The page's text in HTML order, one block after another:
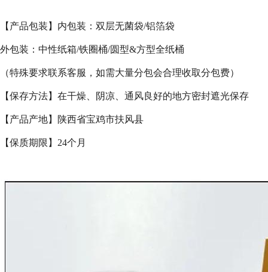
【产品包装】内包装：双层无菌袋/铝箔袋
外包装：中性纸箱/铁圈桶/圆型&方型全纸桶
（特殊要求联系客服，如需大量分包会合理收取分包费）
【保存方法】在干燥、阴凉、通风良好的地方密封遮光保存
【产品产地】陕西省宝鸡市扶风县
【保质期限】24个月